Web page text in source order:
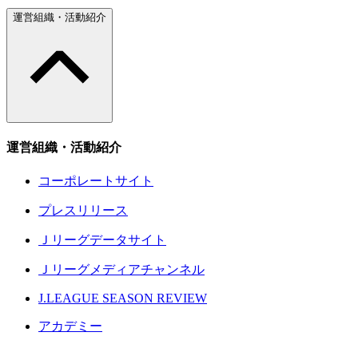
運営組織・活動紹介
運営組織・活動紹介
コーポレートサイト
プレスリリース
Ｊリーグデータサイト
Ｊリーグメディアチャンネル
J.LEAGUE SEASON REVIEW
アカデミー